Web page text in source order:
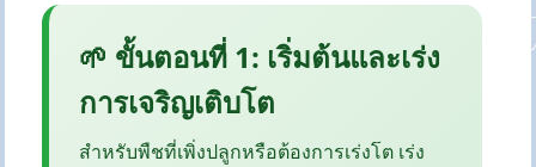
🌱 ขั้นตอนที่ 1: เริ่มต้นและเร่ง
การเจริญเติบโต
สำหรับพืชที่เพิ่งปลูกหรือต้องการเร่งโต เร่ง